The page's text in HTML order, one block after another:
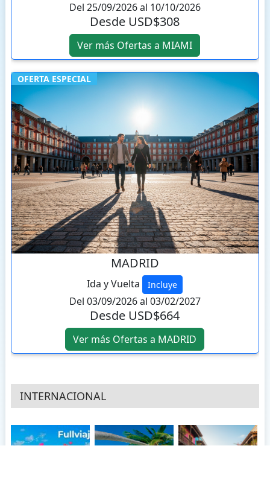
Del 25/09/2026 al 10/10/2026
Desde USD$308
Ver más Ofertas a MIAMI
OFERTA ESPECIAL
MADRID
Ida y Vuelta Incluye
Del 03/09/2026 al 03/02/2027
Desde USD$664
Ver más Ofertas a MADRID
INTERNACIONAL